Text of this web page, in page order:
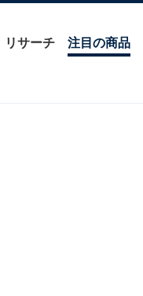
リサーチ 注目の商品